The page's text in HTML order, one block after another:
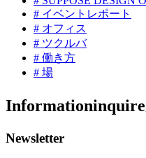
# イベントレポート
# オフィス
# ツクルバ
# 働き方
# 場
Information
Newsletter